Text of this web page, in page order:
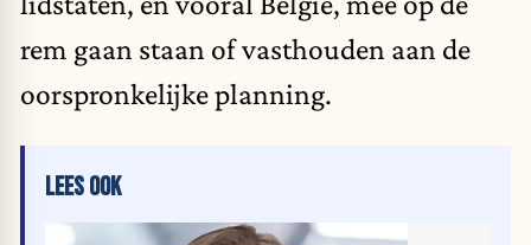
rem gaan staan of vasthouden aan de
oorspronkelijke planning.
LEES OOK